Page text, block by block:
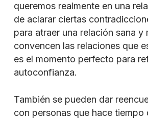
queremos realmente en una
de aclarar ciertas
para atraer una relación sana y
convencen las relaciones que
es el momento perfecto para
autoconfianza.
También se pueden dar
con personas que hace tiempo